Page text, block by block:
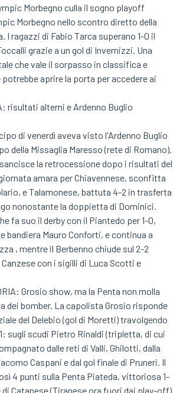
Morbegno culla il sogno playoff
Morbegno nello scontro diretto della
I ragazzi di Fabio Tarca superano 1-0 il
grazie a un gol di Invernizzi. Una
che vale il sorpasso in classifica e
aprire la porta per accedere ai
risultati alterni e Ardenno Buglio
di venerdì aveva visto l'Ardenno Buglio
della Missaglia Maresso (rete di Romano).
la retrocessione dopo i risultati del
amara per Chiavennese, sconfitta
e Talamonese, battuta 4-2 in trasferta
nonostante la doppietta di Dominici.
fa suo il derby con il Piantedo per 1-0,
bandiera Mauro Conforti, e continua a
, mentre il Berbenno chiude sul 2-2
con i sigilli di Luca Scotti e
Grosio show, ma la Penta non molla
dei bomber. La capolista Grosio risponde
del Delebio (gol di Moretti) travolgendo
sugli scudi Pietro Rinaldi (tripletta, di cui
dalle reti di Valli, Ghilotti, dalla
Caspani e dal gol finale di Pruneri. Il
4 punti sulla Penta Piateda, vittoriosa 1-
Catanese (Tiranese ora fuori dai play-off).